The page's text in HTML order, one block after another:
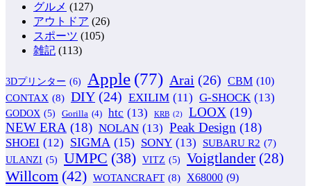
グルメ (127)
アウトドア (26)
スポーツ (105)
雑記 (113)
3Dプリンター (6) Apple (77) Arai (26) CBM (10)
CONTAX (8) DIY (24) EXILIM (11) G-SHOCK (13)
GODOX (5) Gorilla (4) htc (13) KRB (2) LOOX (19)
NEW ERA (18) NOLAN (13) Peak Design (18)
SHOEI (12) SIGMA (15) SONY (13) SUBARU R2 (7)
ULANZI (5) UMPC (38) VITZ (5) Voigtlander (28)
Willcom (42) WOTANCRAFT (8) X68000 (9)